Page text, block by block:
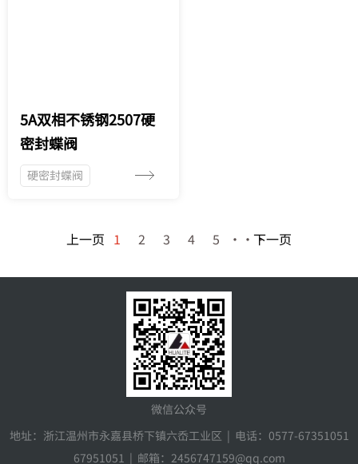
5A双相不锈钢2507硬
密封蝶阀
硬密封蝶阀
上一页 1 2 3 4 5 ···下一页
微信公众号
地址：浙江温州市永嘉县桥下镇六岙工业区 | 电话：0577-67351051
67951051 | 邮箱：2456747159@qq.com